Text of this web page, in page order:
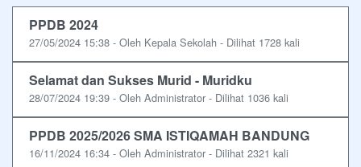
PPDB 2024
27/05/2024 15:38 - Oleh Kepala Sekolah - Dilihat 1728 kali
Selamat dan Sukses Murid - Muridku
28/07/2024 19:39 - Oleh Administrator - Dilihat 1036 kali
PPDB 2025/2026 SMA ISTIQAMAH BANDUNG
16/11/2024 16:34 - Oleh Administrator - Dilihat 2321 kali